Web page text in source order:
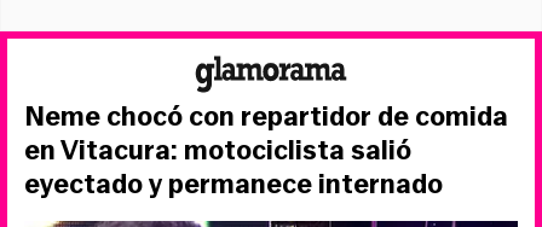
Neme chocó con repartidor de comida
en Vitacura: motociclista salió
eyectado y permanece internado